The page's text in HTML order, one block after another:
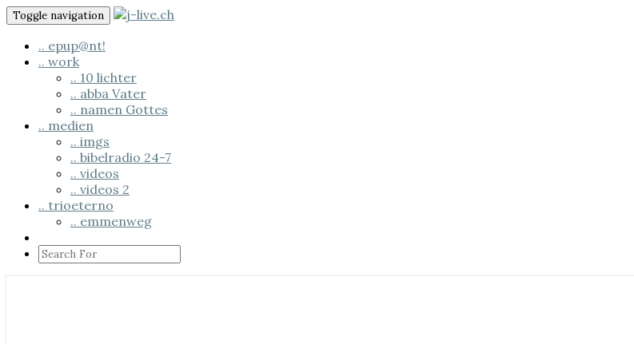
Skip
to
content
Toggle navigation
.. epup@nt!
.. work
.. 10 lichter
.. abba Vater
.. namen Gottes
.. medien
.. imgs
.. bibelradio 24-7
.. videos
.. videos 2
.. trioeterno
.. emmenweg
Search
Icon